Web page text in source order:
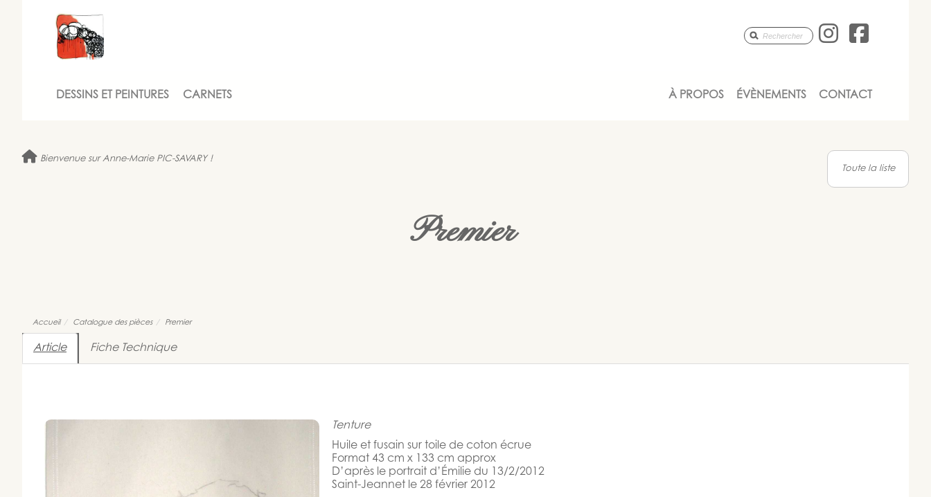
Anne-
DESSINS ET PEINTURES CARNETS ÉVÈNEMENTS
À PROPOS CONTACT
Bienvenue sur Anne-Marie PIC-SAVARY !
Toute la liste
Premier
Accueil Catalogue des pièces Premier
Article Fiche Technique
Tenture
Huile et fusain sur toile de coton écrue
Format 43 cm x 133 cm approx
D’après le portrait d’Émilie du 13/2/2012
Saint-Jeannet le 28 février 2012